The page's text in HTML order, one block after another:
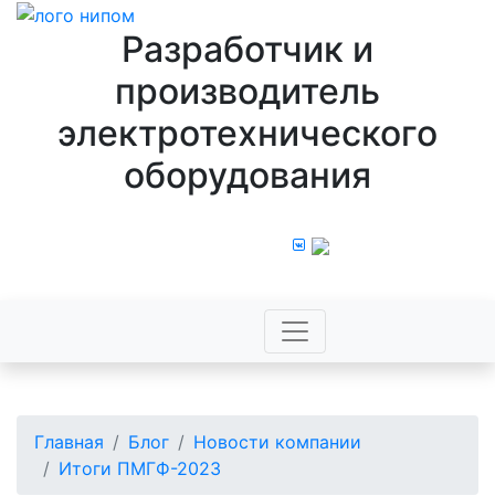
Разработчик и
производитель
электротехнического
оборудования
Главная Блог
Новости компании
Итоги ПМГФ-2023